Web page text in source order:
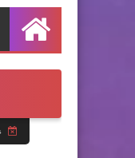
04 سبتمبر 2024